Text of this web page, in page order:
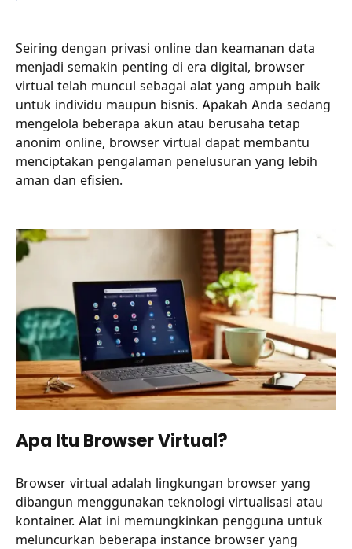
Seiring dengan privasi online dan keamanan data
menjadi semakin penting di era digital, browser
virtual telah muncul sebagai alat yang ampuh baik
untuk individu maupun bisnis. Apakah Anda sedang
mengelola beberapa akun atau berusaha tetap
anonim online, browser virtual dapat membantu
menciptakan pengalaman penelusuran yang lebih
aman dan efisien.
Apa Itu Browser Virtual?
Browser virtual adalah lingkungan browser yang
dibangun menggunakan teknologi virtualisasi atau
kontainer. Alat ini memungkinkan pengguna untuk
meluncurkan beberapa instance browser yang